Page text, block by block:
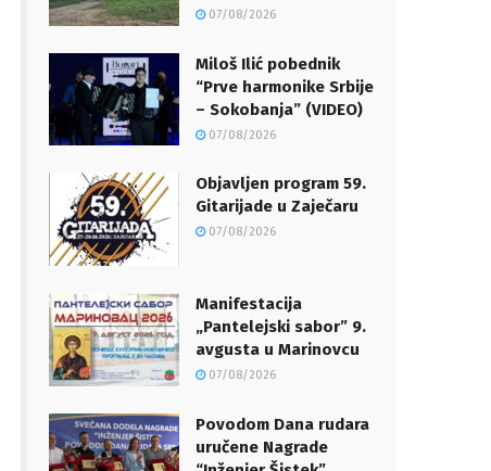
07/08/2026
Miloš Ilić pobednik
“Prve harmonike Srbije
– Sokobanja” (VIDEO)
07/08/2026
Objavljen program 59.
Gitarijade u Zaječaru
07/08/2026
Manifestacija
„Pantelejski sabor” 9.
avgusta u Marinovcu
07/08/2026
Povodom Dana rudara
uručene Nagrade